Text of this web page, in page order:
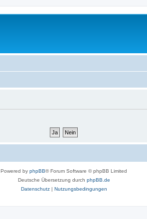
Powered by phpBB® Forum Software © phpBB Limited
Deutsche Übersetzung durch phpBB.de
Datenschutz| Nutzungsbedingungen